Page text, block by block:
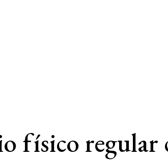
físico regular